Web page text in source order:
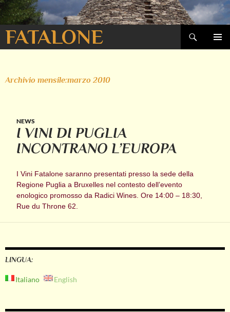
FATALONE
Cerca
VAI
Archivio mensile:marzo 2010
NEWS
I VINI DI PUGLIA
INCONTRANO L’EUROPA
I Vini Fatalone saranno presentati presso la sede della
Regione Puglia a Bruxelles nel contesto dell’evento
enologico promosso da Radici Wines. Ore 14:00 – 18:30,
Rue du Throne 62.
LINGUA:
Italiano English